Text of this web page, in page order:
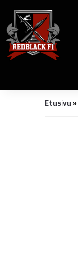
Etusivu »